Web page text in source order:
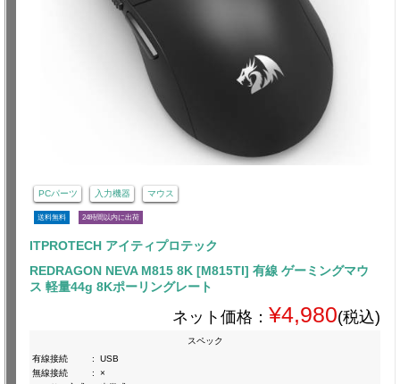
PCパーツ 入力機器 マウス
送料無料 24時間以内に出荷
ITPROTECH アイティプロテック
REDRAGON NEVA M815 8K [M815TI] 有線 ゲーミングマウ
ス 軽量44g 8Kポーリングレート
ネット価格： ¥4,980(税込)
スペック
有線接続
:
USB
無線接続
:
×